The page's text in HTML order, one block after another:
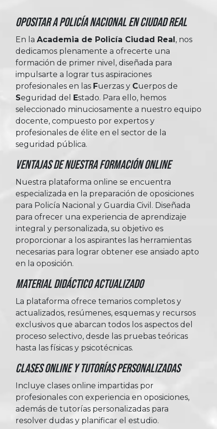
Opositar a Policía Nacional en Ciudad Real
En la Academia de Policía Ciudad Real , nos
dedicamos plenamente a ofrecerte una
formación de primer nivel, diseñada para
impulsarte a lograr tus aspiraciones
profesionales en las
Fuerzas y Cuerpos de
Seguridad del Estado. Para ello, hemos
seleccionado minuciosamente a nuestro equipo
docente, compuesto por expertos y
profesionales de élite en el sector de la
seguridad pública.
Ventajas de nuestra formación online
Nuestra plataforma online se encuentra
especializada en la preparación de oposiciones
para Policía Nacional y Guardia Civil. Diseñada
para ofrecer una experiencia de aprendizaje
integral y personalizada, su objetivo es
proporcionar a los aspirantes las herramientas
necesarias para lograr obtener ese ansiado apto
en la oposición.
Material Didáctico Actualizado
La plataforma ofrece temarios completos y
actualizados, resúmenes, esquemas y recursos
exclusivos que abarcan todos los aspectos del
proceso selectivo, desde las pruebas teóricas
hasta las físicas y psicotécnicas.
Clases Online y Tutorías Personalizadas
Incluye clases online impartidas por
profesionales con experiencia en oposiciones,
además de tutorías personalizadas para
resolver dudas y planificar el estudio.